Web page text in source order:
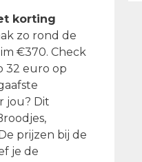
korting
zo rond de
€370. Check
32 euro op
jou? Dit
prijzen bij de
je de